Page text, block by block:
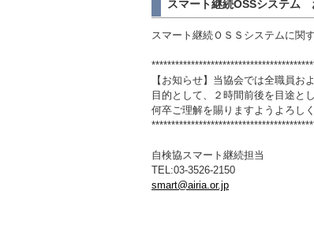
スマート継続OSSシステム
スマート継続ＯＳＳシステムに関
【お知らせ】当協会では全職員
目的として、２時間前後を目途と
何卒ご理解を賜りますようよろし
自検協スマート継続担当
TEL:03-3526-2150
smart@airia.or.jp